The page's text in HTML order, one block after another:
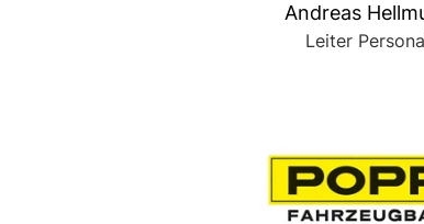
Andreas
Leiter